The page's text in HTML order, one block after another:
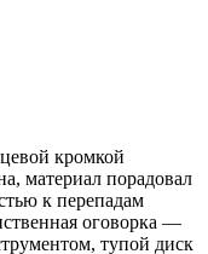
кромкой
материал порадовал
к перепадам
оговорка —
тупой диск